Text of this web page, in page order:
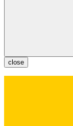
close